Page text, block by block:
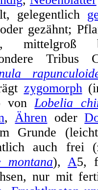
gelegentlich
gezähnt;
Tribus
zygomorph
vonLobelia
,Ähren oder
Grunde
auch
montana), A5,
nur mit